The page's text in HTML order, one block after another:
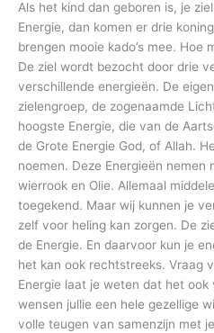
Als het kind dan geboren is, je
Energie, dan komen er drie
brengen mooie kado’s mee. Hoe
De ziel wordt bezocht door drie
verschillende energieën. De
zielengroep, de zogenaamde
hoogste Energie, die van de
de Grote Energie God, of Allah.
noemen. Deze Energieën nemen
wierrook en Olie. Allemaal
toegekend. Maar wij kunnen je
zelf voor heling kan zorgen. De
de Energie. En daarvoor kun je
het kan ook rechtstreeks. Vraag
Energie laat je weten dat het ook
wensen jullie een hele gezellige
volle teugen van samenzijn met